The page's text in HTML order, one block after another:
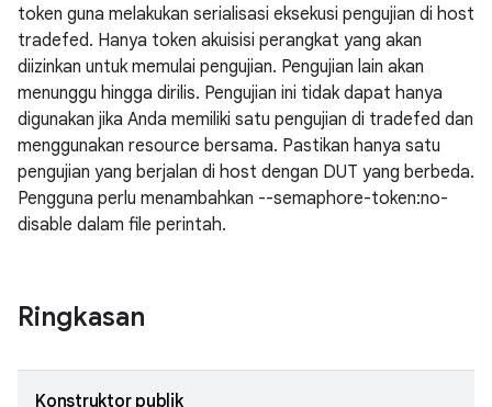
token guna melakukan serialisasi eksekusi pengujian di host
tradefed. Hanya token akuisisi perangkat yang akan
diizinkan untuk memulai pengujian. Pengujian lain akan
menunggu hingga dirilis. Pengujian ini tidak dapat hanya
digunakan jika Anda memiliki satu pengujian di tradefed dan
menggunakan resource bersama. Pastikan hanya satu
pengujian yang berjalan di host dengan DUT yang berbeda.
Pengguna perlu menambahkan --semaphore-token:no-
disable dalam file perintah.
Ringkasan
Konstruktor publik